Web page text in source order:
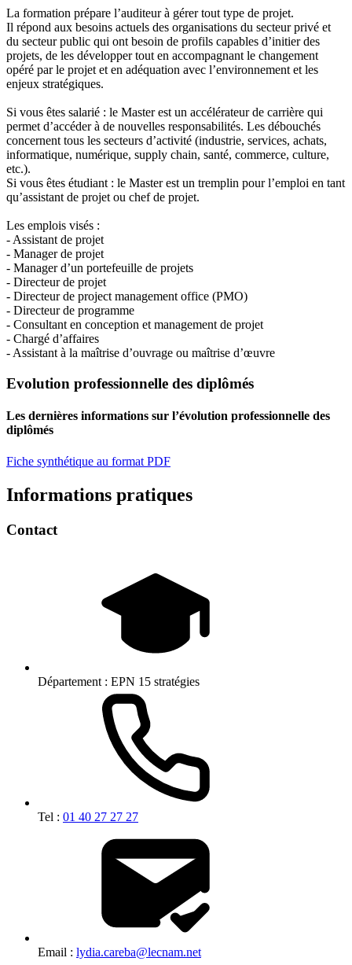
La formation prépare l’auditeur à gérer tout type de projet.
Il répond aux besoins actuels des organisations du secteur privé et
du secteur public qui ont besoin de profils capables d’initier des
projets, de les développer tout en accompagnant le changement
opéré par le projet et en adéquation avec l’environnement et les
enjeux stratégiques.
Si vous êtes salarié : le Master est un accélérateur de carrière qui
permet d’accéder à de nouvelles responsabilités. Les débouchés
concernent tous les secteurs d’activité (industrie, services, achats,
informatique, numérique, supply chain, santé, commerce, culture,
etc.).
Si vous êtes étudiant : le Master est un tremplin pour l’emploi en tant
qu’assistant de projet ou chef de projet.
Les emplois visés :
- Assistant de projet
- Manager de projet
- Manager d’un portefeuille de projets
- Directeur de projet
- Directeur de project management office (PMO)
- Directeur de programme
- Consultant en conception et management de projet
- Chargé d’affaires
- Assistant à la maîtrise d’ouvrage ou maîtrise d’œuvre
Evolution professionnelle des diplômés
Les dernières informations sur l’évolution professionnelle des
diplômés
Fiche synthétique au format PDF
Informations pratiques
Contact
Département : EPN 15 stratégies
Tel : 01 40 27 27 27
Email : lydia.careba@lecnam.net